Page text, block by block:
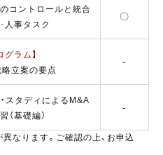
コントロールと統合
人事タスク
〇
グラム】
立案の要点
-
スタディによるM&A
（基礎編）
-
なります。ご確認の上、お申込